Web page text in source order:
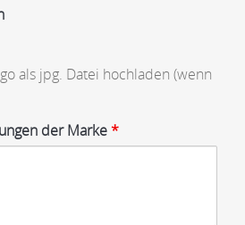
als jpg. Datei hochladen (wenn
der Marke*